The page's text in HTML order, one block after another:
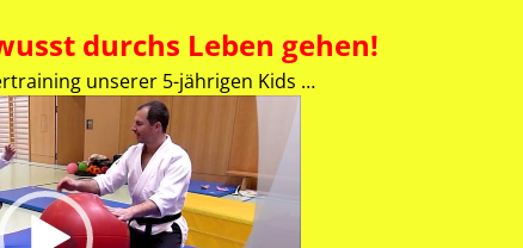
durchs Leben gehen!
unserer 5-jährigen Kids …
Video-
Player